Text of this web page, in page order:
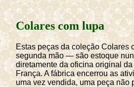
Colares com lupa
Estas peças da coleção Colares
segunda mão — são estoque
diretamente da oficina original
França. A fábrica encerrou as
uma vez vendida, uma peça não